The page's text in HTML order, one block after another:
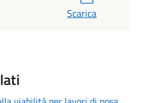
Scarica